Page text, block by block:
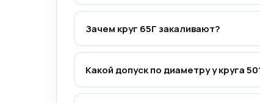
Зачем круг 65Г закаливают?
Какой допуск по диаметру у круга